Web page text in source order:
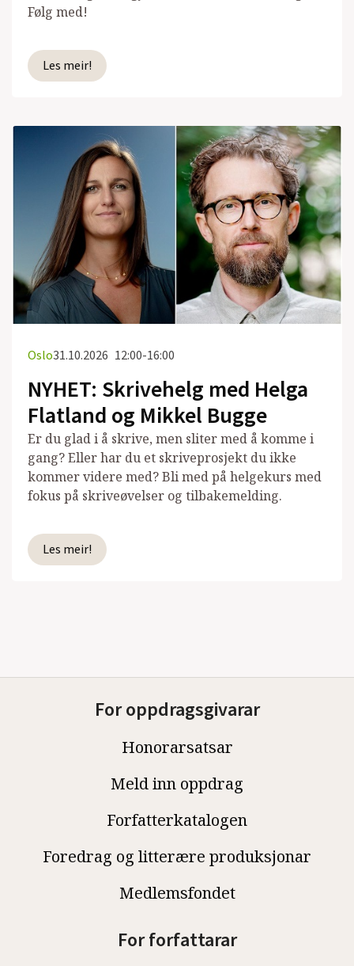
Følg med!
Les meir!
Oslo31.10.2026 12:00-16:00
NYHET: Skrivehelg med Helga
Flatland og Mikkel Bugge
Er du glad i å skrive, men sliter med å komme i
gang? Eller har du et skriveprosjekt du ikke
kommer videre med? Bli med på helgekurs med
fokus på skriveøvelser og tilbakemelding.
Les meir!
For oppdragsgivarar
Honorarsatsar
Meld inn oppdrag
Forfatterkatalogen
Foredrag og litterære produksjonar
Medlemsfondet
For forfattarar